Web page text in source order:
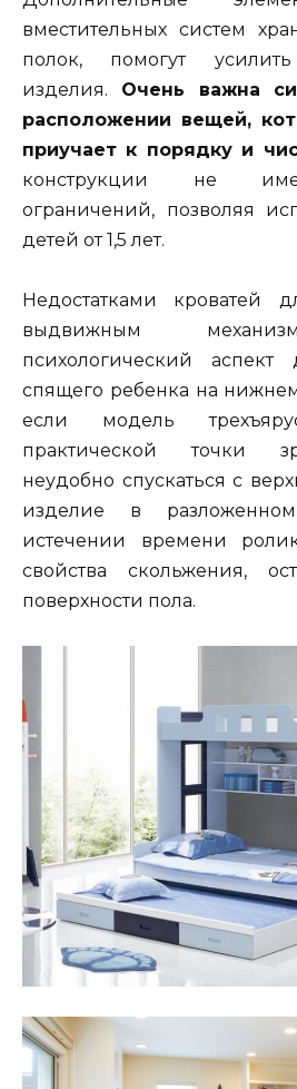
вместительных систем
полок, помогут усилить
изделия. Очень важна
расположении вещей,
приучает к порядку и
конструкции не
ограничений, позволяя
детей от 1,5 лет.
Недостатками кроватей
выдвижным
психологический аспект
спящего ребенка на
если модель
практической точки
неудобно спускаться с
изделие в
истечении времени
свойства скольжения,
поверхности пола.